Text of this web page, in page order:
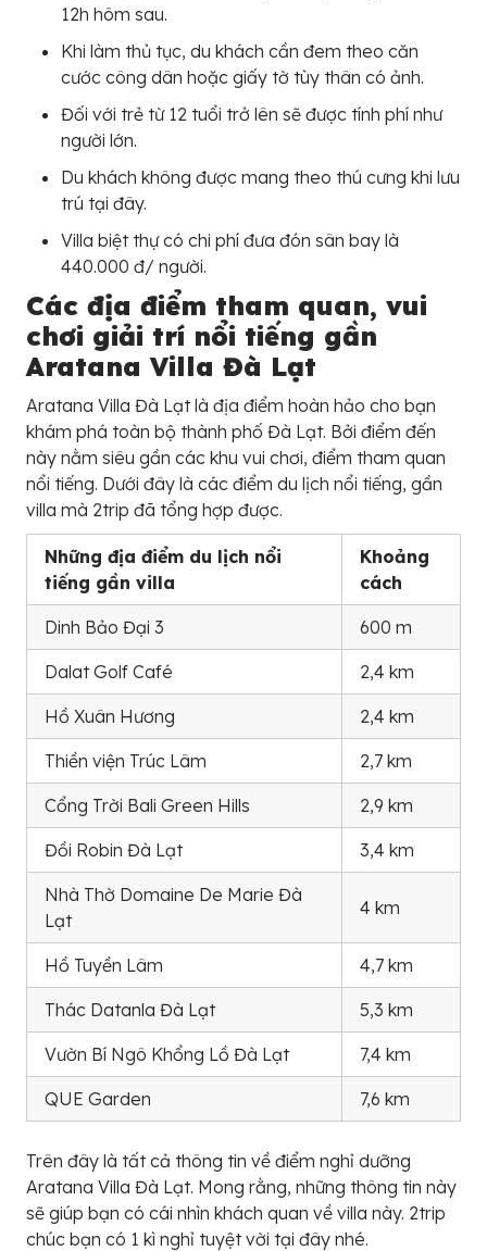
12h hôm sau.
Khi làm thủ tục, du khách cần đem theo căn
cước công dân hoặc giấy tờ tùy thân có ảnh.
Đối với trẻ từ 12 tuổi trở lên sẽ được tính phí như
người lớn.
Du khách không được mang theo thú cưng khi lưu
trú tại đây.
Villa biệt thự có chi phí đưa đón sân bay là
440.000 đ/ người.
Các địa điểm tham quan, vui
chơi giải trí nổi tiếng gần
Aratana Villa Đà Lạt
Aratana Villa Đà Lạt là địa điểm hoàn hảo cho bạn
khám phá toàn bộ thành phố Đà Lạt. Bởi điểm đến
này nằm siêu gần các khu vui chơi, điểm tham quan
nổi tiếng. Dưới đây là các điểm du lịch nổi tiếng, gần
villa mà 2trip đã tổng hợp được.
Những địa điểm du lịch nổi
tiếng gần villa
Khoảng
cách
Dinh Bảo Đại 3 600 m
Dalat Golf Café 2,4 km
Hồ Xuân Hương 2,4 km
Thiền viện Trúc Lâm 2,7 km
Cổng Trời Bali Green Hills 2,9 km
Đồi Robin Đà Lạt 3,4 km
Nhà Thờ Domaine De Marie Đà
Lạt
4 km
Hồ Tuyền Lâm 4,7 km
Thác Datanla Đà Lạt 5,3 km
Vườn Bí Ngô Khổng Lồ Đà Lạt 7,4 km
QUE Garden 7,6 km
Trên đây là tất cả thông tin về điểm nghỉ dưỡng
Aratana Villa Đà Lạt. Mong rằng, những thông tin này
sẽ giúp bạn có cái nhìn khách quan về villa này. 2trip
chúc bạn có 1 kì nghỉ tuyệt vời tại đây nhé.